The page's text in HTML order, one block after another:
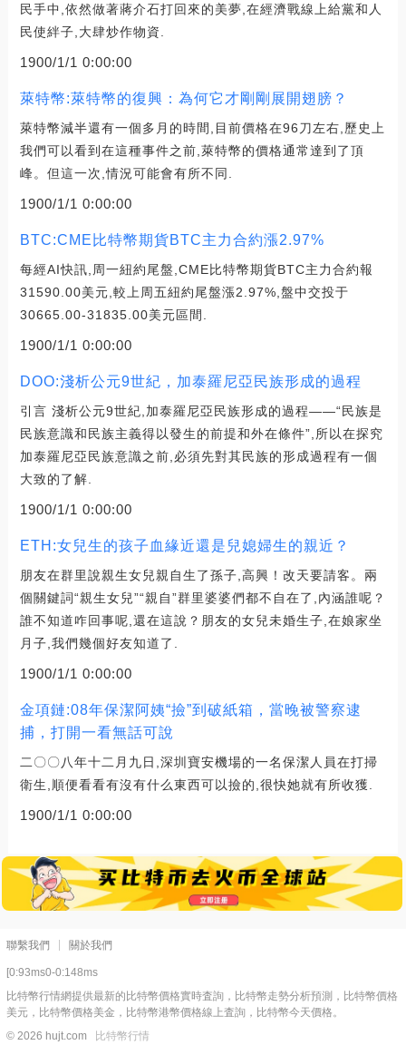
民手中,依然做著蔣介石打回來的美夢,在經濟戰線上給黨和人
民使絆子,大肆炒作物資.
1900/1/1 0:00:00
萊特幣:萊特幣的復興：為何它才剛剛展開翅膀？
萊特幣減半還有一個多月的時間,目前價格在96刀左右,歷史上
我們可以看到在這種事件之前,萊特幣的價格通常達到了頂
峰。但這一次,情況可能會有所不同.
1900/1/1 0:00:00
BTC:CME比特幣期貨BTC主力合約漲2.97%
每經AI快訊,周一紐約尾盤,CME比特幣期貨BTC主力合約報
31590.00美元,較上周五紐約尾盤漲2.97%,盤中交投于
30665.00-31835.00美元區間.
1900/1/1 0:00:00
DOO:淺析公元9世紀，加泰羅尼亞民族形成的過程
引言 淺析公元9世紀,加泰羅尼亞民族形成的過程——“民族是
民族意識和民族主義得以發生的前提和外在條件”,所以在探究
加泰羅尼亞民族意識之前,必須先對其民族的形成過程有一個
大致的了解.
1900/1/1 0:00:00
ETH:女兒生的孩子血緣近還是兒媳婦生的親近？
朋友在群里說親生女兒親自生了孫子,高興！改天要請客。兩
個關鍵詞“親生女兒”“親自”群里婆婆們都不自在了,內涵誰呢？
誰不知道咋回事呢,還在這說？朋友的女兒未婚生子,在娘家坐
月子,我們幾個好友知道了.
1900/1/1 0:00:00
金項鏈:08年保潔阿姨“撿”到破紙箱，當晚被警察逮
捕，打開一看無話可說
二〇〇八年十二月九日,深圳寶安機場的一名保潔人員在打掃
衛生,順便看看有沒有什么東西可以撿的,很快她就有所收獲.
1900/1/1 0:00:00
聯繫我們 關於我們
[0:93ms0-0:148ms
比特幣行情網提供最新的比特幣價格實時査詢，比特幣走勢分析預測，比特幣價格
美元，比特幣價格美金，比特幣港幣價格線上査詢，比特幣今天價格。
© 2026 hujt.com
比特幣行情